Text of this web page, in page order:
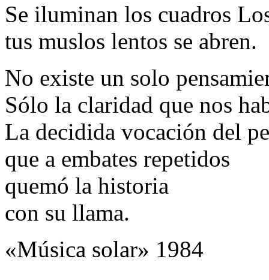
Se iluminan los cuadros
tus muslos lentos se abren.
No existe un solo
Sólo la claridad que nos
La decidida vocación del
que a embates repetidos
quemó la historia
con su llama.
«Música solar» 1984